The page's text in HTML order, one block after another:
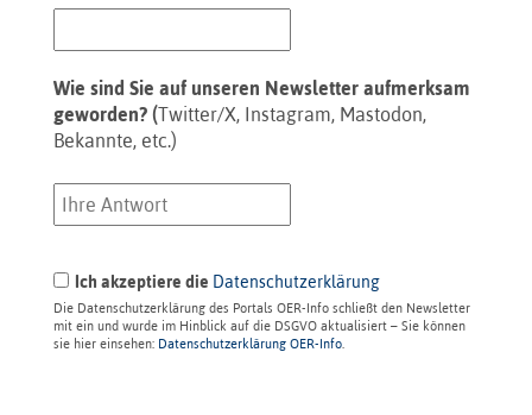
Wie sind Sie auf unseren Newsletter aufmerksam
geworden? (Twitter/X, Instagram, Mastodon,
Bekannte, etc.)
Ich akzeptiere die Datenschutzerklärung
Die Datenschutzerklärung des Portals OER-Info schließt den Newsletter
mit ein und wurde im Hinblick auf die DSGVO aktualisiert – Sie können
sie hier einsehen: Datenschutzerklärung OER-Info